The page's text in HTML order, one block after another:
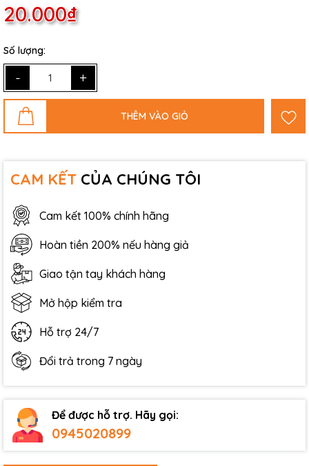
20.000₫
Số lượng:
- +
THÊM VÀO GIỎ
CAM KẾT CỦA CHÚNG TÔI
Cam kết 100% chính hãng
Hoàn tiền 200% nếu hàng giả
Giao tận tay khách hàng
Mở hộp kiểm tra
Hỗ trợ 24/7
Đổi trả trong 7 ngày
Để được hỗ trợ. Hãy gọi:
0945020899